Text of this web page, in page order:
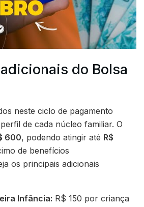
do Bolsa
neste ciclo de pagamento
de cada núcleo familiar. O
600, podendo atingir até R$
de benefícios
os principais adicionais
Infância: R$ 150 por criança